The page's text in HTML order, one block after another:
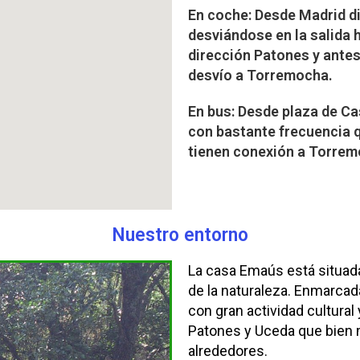
En coche: Desde Madrid
desviándose en la salida
dirección Patones y
desvío a Torremocha.
En bus: Desde plaza de
con bastante frecuencia
tienen conexión a
Nuestro entorno
La casa Emaús está
de la naturaleza.
con gran actividad
Patones y Uceda que
alrededores.